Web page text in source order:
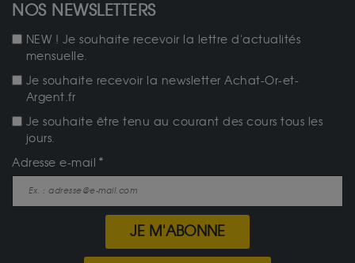
NOS NEWSLETTERS
NEW ! Je souhaite recevoir la lettre d'actualités
mensuelle.
Je souhaite recevoir la newsletter Achat-Or-et-
Argent.fr
Je souhaite être tenu au courant des cours tous les
jours.
Adresse e-mail
JE M'ABONNE